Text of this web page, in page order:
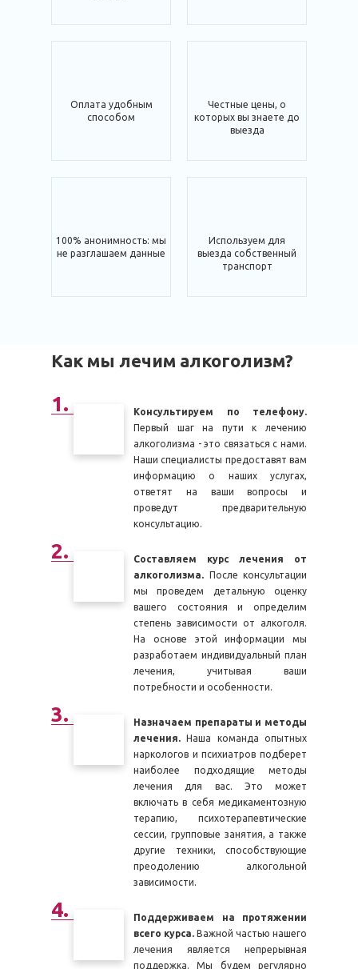
Оплата удобным
способом
Честные цены, о
которых вы знаете до
выезда
100% анонимность: мы
не разглашаем данные
Используем для
выезда собственный
транспорт
Как мы лечим алкоголизм?
Консультируем по телефону.
Первый шаг на пути к лечению
алкоголизма - это связаться с нами.
Наши специалисты предоставят вам
информацию о наших услугах,
ответят на ваши вопросы и
проведут предварительную
консультацию.
Составляем курс лечения от
алкоголизма. После консультации
мы проведем детальную оценку
вашего состояния и определим
степень зависимости от алкоголя.
На основе этой информации мы
разработаем индивидуальный план
лечения, учитывая ваши
потребности и особенности.
Назначаем препараты и методы
лечения. Наша команда опытных
наркологов и психиатров подберет
наиболее подходящие методы
лечения для вас. Это может
включать в себя медикаментозную
терапию, психотерапевтические
сессии, групповые занятия, а также
другие техники, способствующие
преодолению алкогольной
зависимости.
Поддерживаем на протяжении
всего курса. Важной частью нашего
лечения является непрерывная
поддержка. Мы будем регулярно